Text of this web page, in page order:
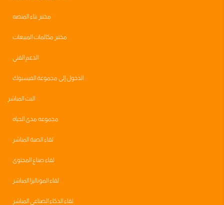
مختبر بناء المنصه
مختبر مكالمات المبيعات
الدعم الفني
الدخول إلى مجموعة الفيسبوك
البث المباشر
مجموعه مدى الحياه
لقاء الصبة المباشر
لقاء صناع المحتوى
لقاء الموناليزا المباشر
لقاء الذكاء الصناعي المباشر